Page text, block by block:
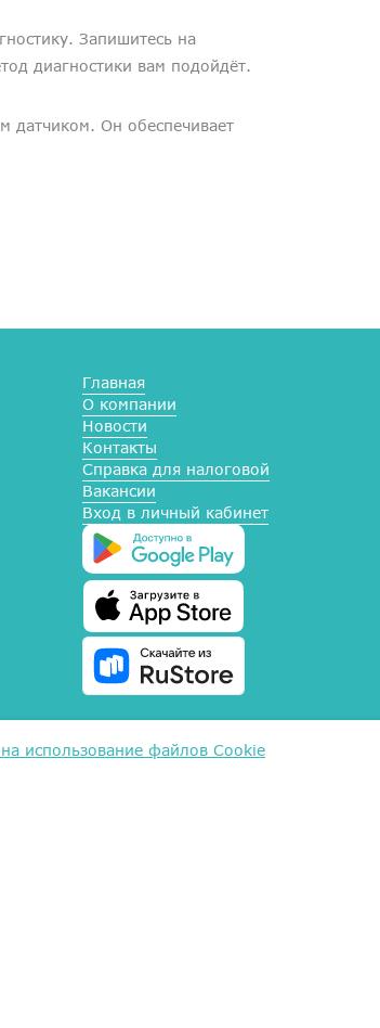
Запишитесь на
диагностики вам подойдёт.
датчиком. Он обеспечивает
Главная
О компании
Новости
Контакты
Справка для налоговой
Вакансии
Вход в личный кабинет
ОГРН 1161101054663, ИНН
на использование файлов Cookie